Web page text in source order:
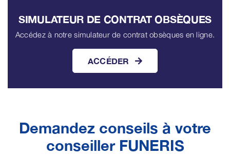
SIMULATEUR DE CONTRAT OBSÈQUES
Accédez à notre simulateur de contrat obsèques en ligne.
ACCÉDER
Demandez conseils à votre
conseiller FUNERIS